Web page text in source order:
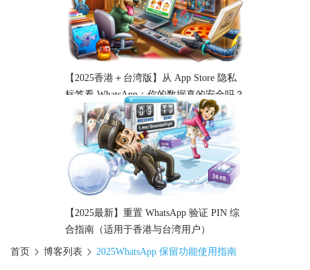
【2025香港＋台湾版】从 App Store 隐私
标签看 WhatsApp：你的数据真的安全吗？
【2025最新】重置 WhatsApp 验证 PIN 综
合指南（适用于香港与台湾用户）
首页 博客列表 2025WhatsApp 保留功能使用指南